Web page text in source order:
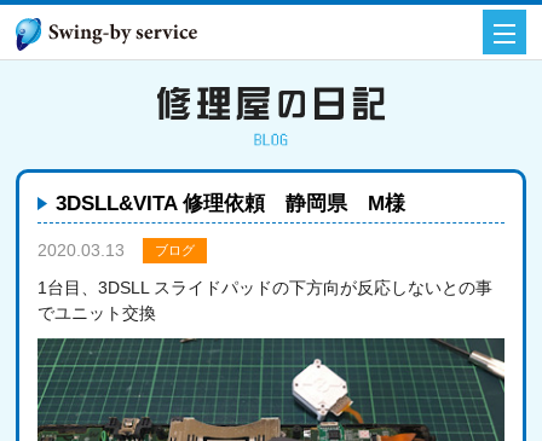
3DSLL&VITA 修理依頼 静岡県 M様
2020.03.13 ブログ
1台目、3DSLL スライドパッドの下方向が反応しないとの事
でユニット交換